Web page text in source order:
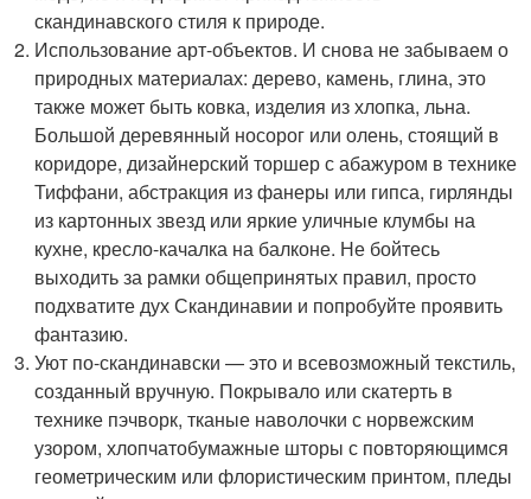
скандинавского стиля к природе.
Использование арт-объектов. И снова не забываем о
природных материалах: дерево, камень, глина, это
также может быть ковка, изделия из хлопка, льна.
Большой деревянный носорог или олень, стоящий в
коридоре, дизайнерский торшер с абажуром в технике
Тиффани, абстракция из фанеры или гипса, гирлянды
из картонных звезд или яркие уличные клумбы на
кухне, кресло-качалка на балконе. Не бойтесь
выходить за рамки общепринятых правил, просто
подхватите дух Скандинавии и попробуйте проявить
фантазию.
Уют по-скандинавски — это и всевозможный текстиль,
созданный вручную. Покрывало или скатерть в
технике пэчворк, тканые наволочки с норвежским
узором, хлопчатобумажные шторы с повторяющимся
геометрическим или флористическим принтом, пледы